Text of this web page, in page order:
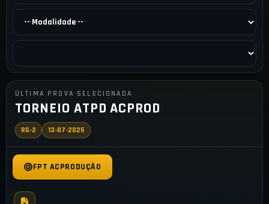
ÚLTIMA PROVA SELECIONADA
TORNEIO ATPD ACPROD
RG-2 13-07-2025
FPT ACPRODUÇÃO